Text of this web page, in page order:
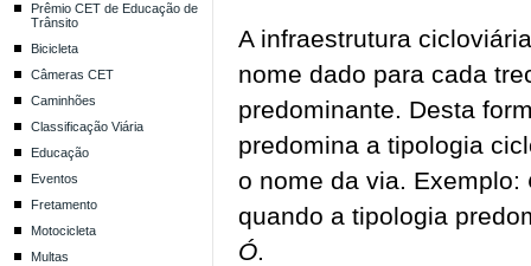
Prêmio CET de Educação de
Trânsito
Bicicleta
Câmeras CET
Caminhões
Classificação Viária
Educação
Eventos
Fretamento
Motocicleta
Multas
A infraestrutura
nome dado para cada
predominante. Desta
predomina a tipologia
o nome da via. Exemplo:
quando a tipologia
Ó.